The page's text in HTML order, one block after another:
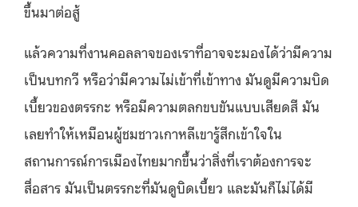
ขึ้นมาต่อสู้
แล้วความที่งานคอลลาจของเราที่อาจจะมองได้ว่ามีความ
เป็นบทกวี หรือว่ามีความไม่เข้าที่เข้าทาง มันดูมีความบิด
เบี้ยวของตรรกะ หรือมีความตลกขบขันแบบเสียดสี มัน
เลยทําให้เหมือนผู้ชมชาวเกาหลีเขารู้สึกเข้าใจใน
สถานการณ์การเมืองไทยมากขึ้นว่าสิ่งที่เราต้องการจะ
สื่อสาร มันเป็นตรรกะที่มันดูบิดเบี้ยว และมันก็ไม่ได้มี